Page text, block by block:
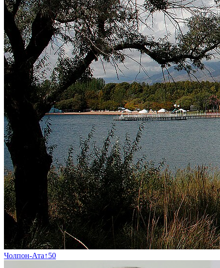
Чолпон-Ата↑50